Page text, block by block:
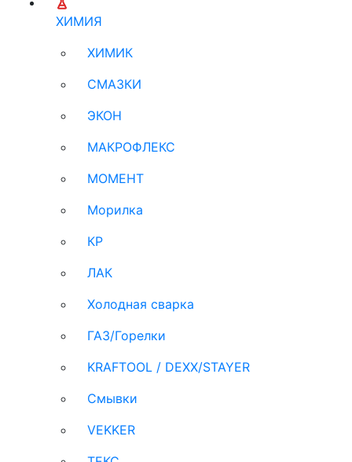
ХИМИЯ
ХИМИК
СМАЗКИ
ЭКОН
МАКРОФЛЕКС
МОМЕНТ
Морилка
КР
ЛАК
Холодная сварка
ГАЗ/Горелки
KRAFTOOL / DEXX/STAYER
Смывки
VEKKER